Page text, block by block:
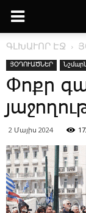
ԳԼԽԱՒՈՐ ԷՋ
ՅՕԴՈՒԱԾՆԵՐ
Փոքր
2 Մայիս 2024